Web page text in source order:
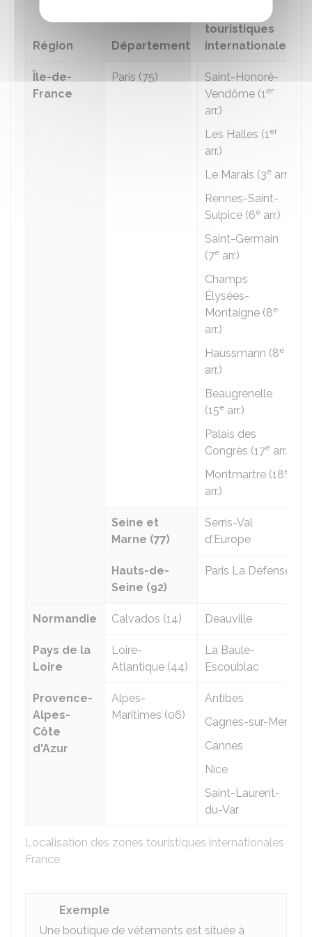
Localisation des zones touristiques internationales en
France
Région Département
touristiques
internationales
Île-de-
France
Paris (75)
Saint-Honoré-
Vendôme (1er
arr.)
Les Halles (1er
arr.)
Le Marais (3e arr.)
Rennes-Saint-
Sulpice (6e arr.)
Saint-Germain
(7e arr.)
Champs
Élysées-
Montaigne (8e
arr.)
Haussmann (8e
arr.)
Beaugrenelle
(15e arr.)
Palais des
Congrès (17e arr.)
Montmartre (18e
arr.)
Seine et
Marne (77)
Serris-Val
d'Europe
Hauts-de-
Seine (92)
Paris La Défense
Normandie Calvados (14) Deauville
Pays de la
Loire
Loire-
Atlantique (44)
La Baule-
Escoublac
Provence-
Alpes-
Côte
d'Azur
Alpes-
Maritimes (06)
Antibes
Cagnes-sur-Mer
Cannes
Nice
Saint-Laurent-
du-Var
Exemple
Une boutique de vêtements est située à